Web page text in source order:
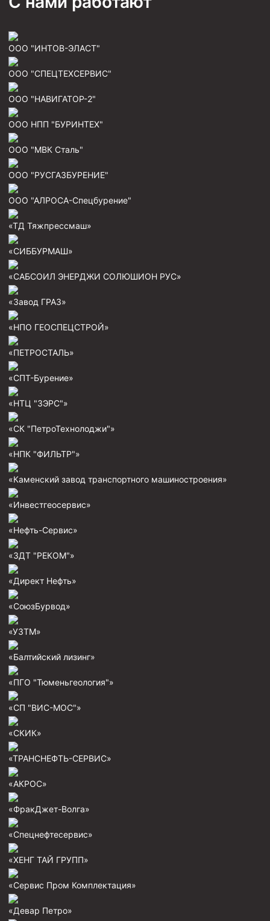
ООО "ИНТОВ-ЭЛАСТ"
ООО "СПЕЦТЕХСЕРВИС"
ООО "НАВИГАТОР-2"
ООО НПП "БУРИНТЕХ"
ООО "МВК Сталь"
ООО "РУСГАЗБУРЕНИЕ"
ООО "АЛРОСА-Спецбурение"
«ТД Тяжпрессмаш»
«СИББУРМАШ»
«САБСОИЛ ЭНЕРДЖИ СОЛЮШИОН РУС»
«Завод ГРАЗ»
«НПО ГЕОСПЕЦСТРОЙ»
«ПЕТРОСТАЛЬ»
«СПТ-Бурение»
«НТЦ "ЗЭРС"»
«СК "ПетроТехнолоджи"»
«НПК "ФИЛЬТР"»
«Каменский завод транспортного машиностроения»
«Инвестгеосервис»
«Нефть-Сервис»
«ЗДТ "РЕКОМ"»
«Директ Нефть»
«СоюзБурвод»
«УЗТМ»
«Балтийский лизинг»
«ПГО "Тюменьгеология"»
«СП "ВИС-МОС"»
«СКИК»
«ТРАНСНЕФТЬ-СЕРВИС»
«АКРОС»
«ФракДжет-Волга»
«Спецнефтесервис»
«ХЕНГ ТАЙ ГРУПП»
«Сервис Пром Комплектация»
«Девар Петро»